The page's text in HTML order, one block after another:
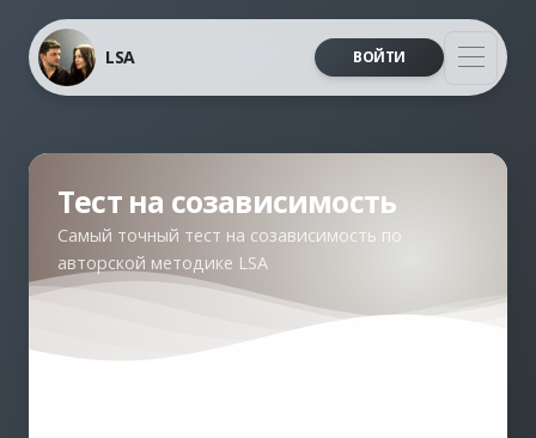
LSA ВОЙТИ
Тест на созависимость
Самый точный тест на созависимость по
авторской методике LSA